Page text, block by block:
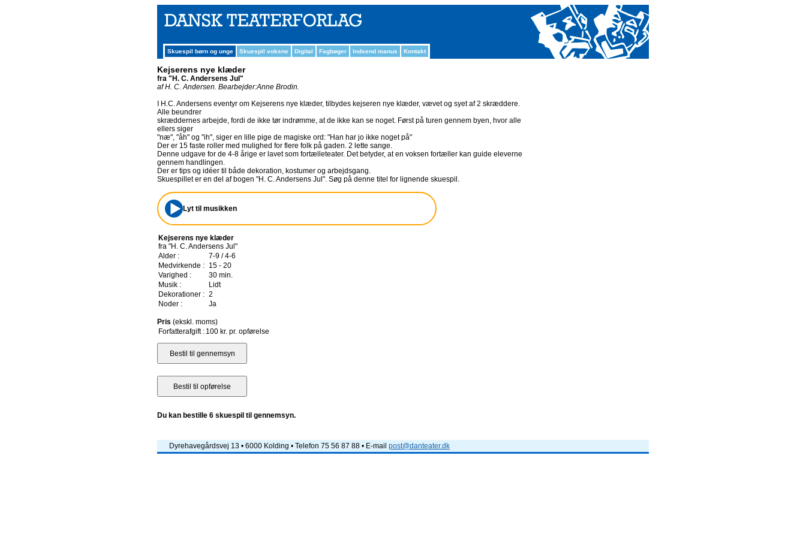
Skuespil børn og unge Skuespil voksne Digital Fagbøger Indsend manus Kontakt
Kejserens nye klæder
fra "H. C. Andersens Jul"
af H. C. Andersen. Bearbejder:Anne Brodin.
I H.C. Andersens eventyr om Kejserens nye klæder, tilbydes kejseren nye klæder, vævet og syet af 2 skræddere.
Alle beundrer
skræddernes arbejde, fordi de ikke tør indrømme, at de ikke kan se noget. Først på turen gennem byen, hvor alle
ellers siger
"næ", "åh" og "ih", siger en lille pige de magiske ord: "Han har jo ikke noget på"
Der er 15 faste roller med mulighed for flere folk på gaden. 2 lette sange.
Denne udgave for de 4-8 årige er lavet som fortælleteater. Det betyder, at en voksen fortæller kan guide eleverne
gennem handlingen.
Der er tips og idéer til både dekoration, kostumer og arbejdsgang.
Skuespillet er en del af bogen "H. C. Andersens Jul". Søg på denne titel for lignende skuespil.
Lyt til musikken
Kejserens nye klæder
fra "H. C. Andersens Jul"
Alder :
7-9 / 4-6
Medvirkende : 15 - 20
Varighed :
30 min.
Musik :
Lidt
Dekorationer : 2
Noder :
Ja
Pris (ekskl. moms)
Forfatterafgift : 100 kr. pr. opførelse
Du kan bestille 6 skuespil til gennemsyn.
Dyrehavegårdsvej 13 • 6000 Kolding • Telefon 75 56 87 88 • E-mail post@danteater.dk